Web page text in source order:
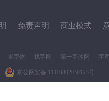
免责声明 商业模式
求字体 找字网 第一字体网 字
京公网安备 11010802030123号